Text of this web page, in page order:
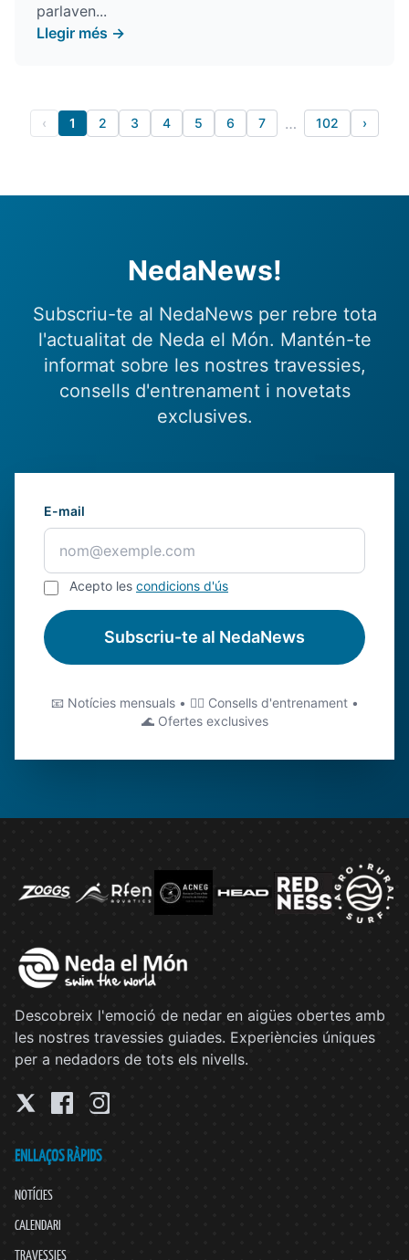
parlaven...
Llegir més →
‹ 1 2 3 4 5 6 7 … 102 ›
NedaNews!
Subscriu-te al NedaNews per rebre tota
l'actualitat de Neda el Món. Mantén-te
informat sobre les nostres travessies,
consells d'entrenament i novetats
exclusives.
E-mail
Acepto les condicions d'ús
Subscriu-te al NedaNews
📧 Notícies mensuals • 🏊‍♂️ Consells d'entrenament •
🌊 Ofertes exclusives
Descobreix l'emoció de nedar en aigües obertes amb
les nostres travessies guiades. Experiències úniques
per a nedadors de tots els nivells.
ENLLAÇOS RÀPIDS
NOTÍCIES
CALENDARI
TRAVESSIES